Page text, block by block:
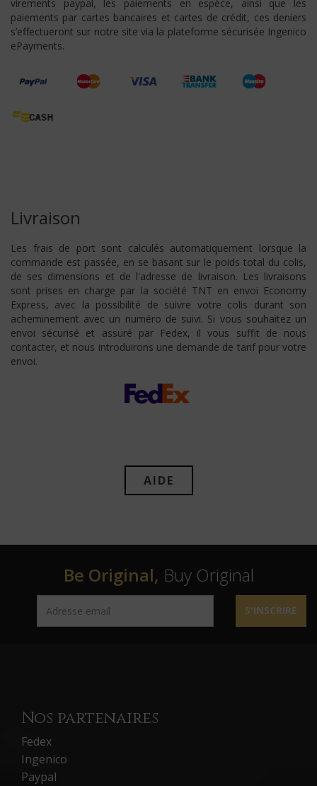
virements paypal, les paiements en espèce, ainsi que les
paiements par cartes bancaires et cartes de crédit, ces deniers
s’effectueront sur notre site via la plateforme sécurisée Ingenico
ePayments.
Livraison
Les frais de port sont calculés automatiquement lorsque la
commande est passée, en se basant sur le poids total du colis,
de ses dimensions et de l'adresse de livraison. Les livraisons
sont prises en charge par la société TNT en envoi Economy
Express, avec la possibilité de suivre votre colis durant son
acheminement avec un numéro de suivi. Si vous souhaitez un
envoi sécurisé et assuré par Fedex, il vous suffit de nous
contacter, et nous introduirons une demande de tarif pour votre
envoi.
AIDE
Be Original, Buy Original
S'INSCRIRE
Nos partenaires
Fedex
Ingenico
Paypal